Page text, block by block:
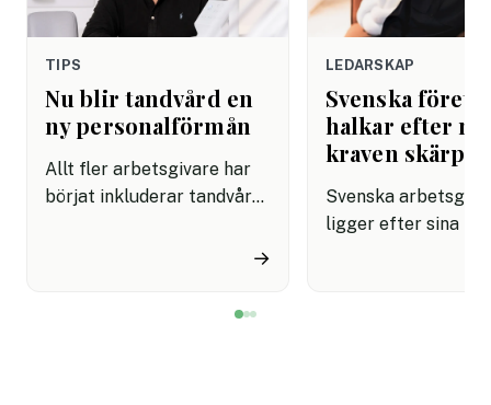
TIPS
Nu blir tandvård en
ny personalförmån
Allt fler arbetsgivare har
börjat inkluderar tandvård i
→
LEDARSKAP
Svenska
halkar efter
kraven skärps
Svenska
ligger efter sina